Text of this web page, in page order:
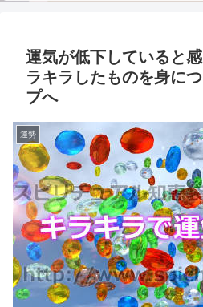
運気が低下していると
ラキラしたものを身に
プへ
運勢